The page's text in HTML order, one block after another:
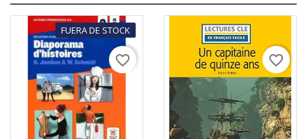
FUERA DE STOCK
favorite_border favorite_border